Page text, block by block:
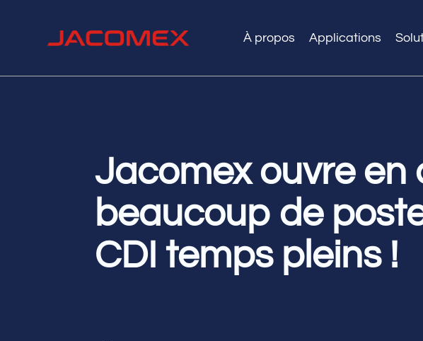
À propos Applications
Jacomex ouvre en
beaucoup de
CDI temps pleins !